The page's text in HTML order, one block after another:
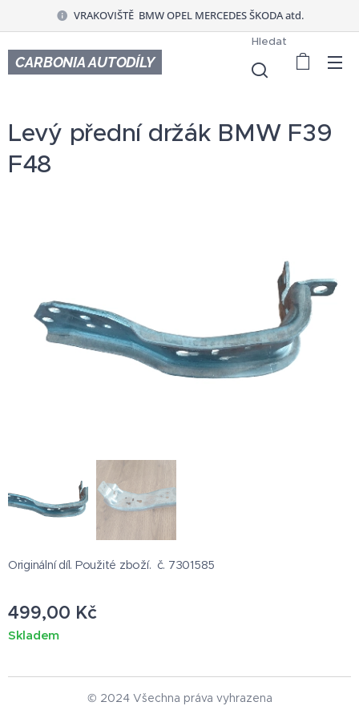
VRAKOVIŠTĚ BMW OPEL MERCEDES ŠKODA atd.
CARBONIA AUTODÍLY
Hledat
Levý přední držák BMW F39
F48
Originální díl. Použité zboží. č. 7301585
499,00 Kč
Skladem
© 2024 Všechna práva vyhrazena